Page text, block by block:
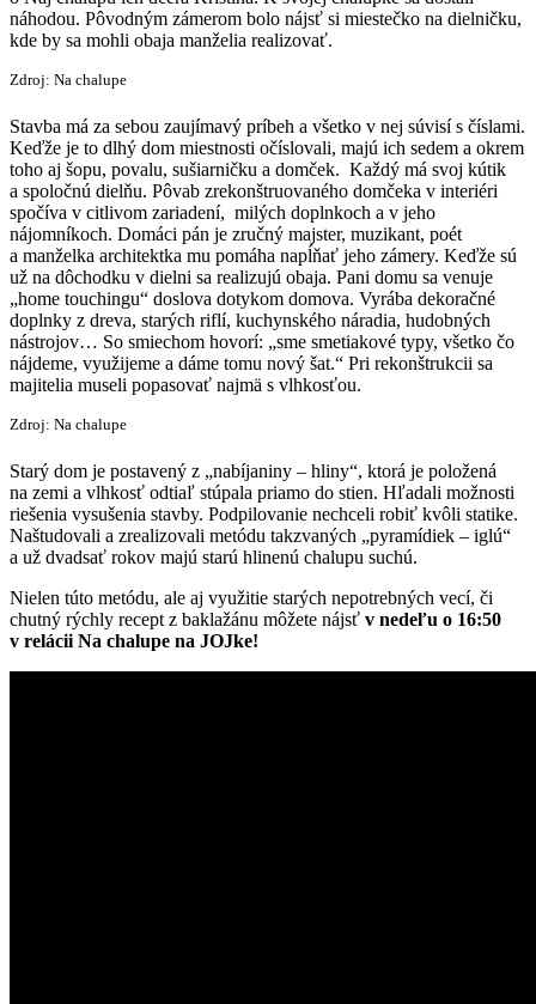
náhodou. Pôvodným zámerom bolo nájsť si miestečko na dielničku,
kde by sa mohli obaja manželia realizovať.
Zdroj: Na chalupe
Stavba má za sebou zaujímavý príbeh a všetko v nej súvisí s číslami.
Keďže je to dlhý dom miestnosti očíslovali, majú ich sedem a okrem
toho aj šopu, povalu, sušiarničku a domček. Každý má svoj kútik
a spoločnú dielňu. Pôvab zrekonštruovaného domčeka v interiéri
spočíva v citlivom zariadení, milých doplnkoch a v jeho
nájomníkoch. Domáci pán je zručný majster, muzikant, poét
a manželka architektka mu pomáha napĺňať jeho zámery. Keďže sú
už na dôchodku v dielni sa realizujú obaja. Pani domu sa venuje
„home touchingu“ doslova dotykom domova. Vyrába dekoračné
doplnky z dreva, starých riflí, kuchynského náradia, hudobných
nástrojov… So smiechom hovorí: „sme smetiakové typy, všetko čo
nájdeme, využijeme a dáme tomu nový šat.“ Pri rekonštrukcii sa
majitelia museli popasovať najmä s vlhkosťou.
Zdroj: Na chalupe
Starý dom je postavený z „nabíjaniny – hliny“, ktorá je položená
na zemi a vlhkosť odtiaľ stúpala priamo do stien. Hľadali možnosti
riešenia vysušenia stavby. Podpilovanie nechceli robiť kvôli statike.
Naštudovali a zrealizovali metódu takzvaných „pyramídiek – iglú“
a už dvadsať rokov majú starú hlinenú chalupu suchú.
Nielen túto metódu, ale aj využitie starých nepotrebných vecí, či
chutný rýchly recept z baklažánu môžete nájsť v nedeľu o 16:50
v relácii Na chalupe na JOJke!